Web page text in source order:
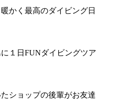
かく最高のダイビング日
１日FUNダイビングツア
ショップの後輩がお友達